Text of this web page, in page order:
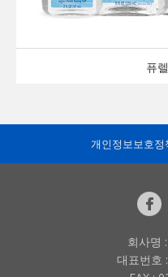
퓨
개인정보보호정
회사명
대표번호